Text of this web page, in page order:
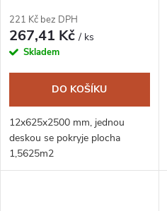
221 Kč bez DPH
267,41 Kč/ ks
Skladem
DO KOŠÍKU
12x625x2500 mm, jednou
deskou se pokryje plocha
1,5625m2